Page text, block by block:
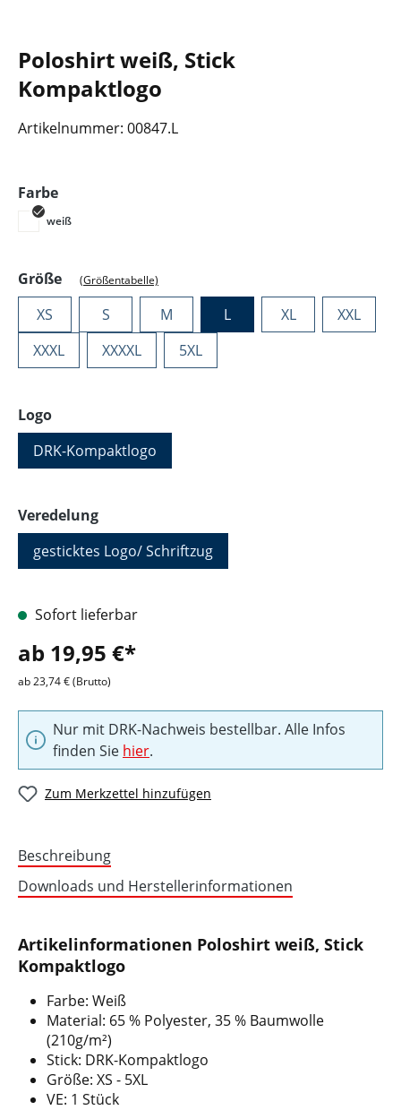
Poloshirt weiß, Stick
Kompaktlogo
Artikelnummer: 00847.L
Farbeauswählen
weiß
Größeauswählen
(Größentabelle)
XS S M L XL
XXL
XXXL
XXXXL 5XL
Logoauswählen
DRK-Kompaktlogo
Veredelungauswählen
gesticktes Logo/ Schriftzug
Sofort lieferbar
ab 19,95 €*
ab 23,74 € (Brutto)
Nur mit DRK-Nachweis bestellbar. Alle Infos
finden Sie hier.
Zum Merkzettel hinzufügen
Beschreibung
Downloads und Herstellerinformationen
Artikelinformationen Poloshirt weiß, Stick
Kompaktlogo
Farbe: Weiß
Material: 65 % Polyester, 35 % Baumwolle
(210g/m²)
Stick: DRK-Kompaktlogo
Größe: XS - 5XL
VE: 1 Stück